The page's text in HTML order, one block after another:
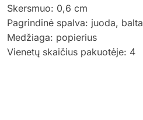
Skersmuo: 0,6 cm
Pagrindinė spalva: juoda, balta
Medžiaga: popierius
Vienetų skaičius pakuotėje: 4